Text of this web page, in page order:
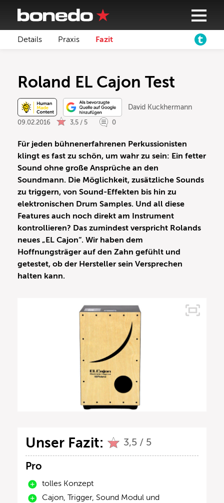
Details Praxis Fazit
Roland EL Cajon Test
David Kuckhermann
09.02.2016 3,5 / 5 0
Für jeden bühnenerfahrenen Perkussionisten
klingt es fast zu schön, um wahr zu sein: Ein fetter
Sound ohne große Ansprüche an den
Soundmann. Die Möglichkeit, zusätzliche Sounds
zu triggern, von Sound-Effekten bis hin zu
elektronischen Drum Samples. Und all diese
Features auch noch direkt am Instrument
kontrollieren? Das zumindest verspricht Rolands
neues „EL Cajon“. Wir haben dem
Hoffnungsträger auf den Zahn gefühlt und
getestet, ob der Hersteller sein Versprechen
halten kann.
Unser Fazit: 3,5 / 5
Pro
tolles Konzept
Cajon, Trigger, Sound Modul und